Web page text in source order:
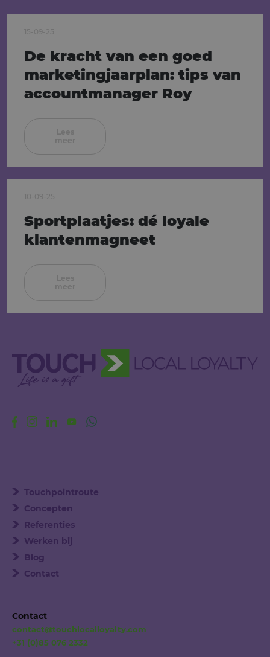
De kracht van een goed
marketingjaarplan: tips van
accountmanager Roy
Sportplaatjes: dé loyale
klantenmagneet
Touchpointroute
Concepten
Referenties
Werken bij
Blog
Contact
Contact
contact@touchlocalloyalty.com
+31 (0)85 076 2332